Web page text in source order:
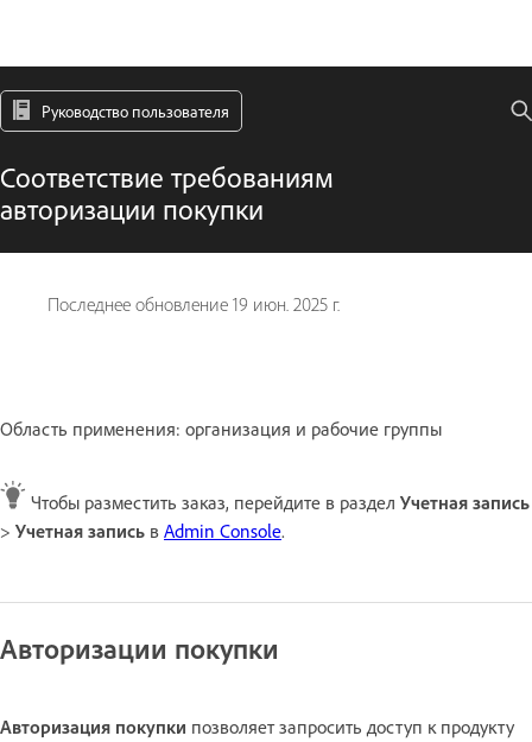
Руководство пользователя
Соответствие требованиям
авторизации покупки
Последнее обновление 19 июн. 2025 г.
Область применения: организация и рабочие группы
Чтобы разместить заказ, перейдите в раздел Учетная запись
> Учетная запись в Admin Console.
Авторизации покупки
Авторизация покупки позволяет запросить доступ к продукту